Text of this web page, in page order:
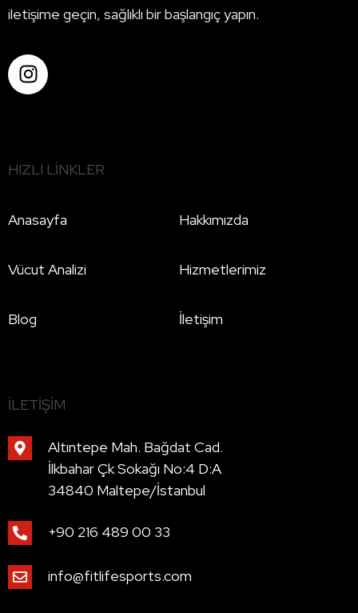
iletişime geçin, sağlıklı bir başlangıç yapın.
HIZLI LINKLER
Anasayfa Hakkımızda
Vücut Analizi Hizmetlerimiz
Blog İletişim
İLETIŞIM
Altıntepe Mah. Bağdat Cad.
İlkbahar Çk Sokağı No:4 D:A
34840 Maltepe/İstanbul
+90 216 489 00 33
info@fitlifesports.com